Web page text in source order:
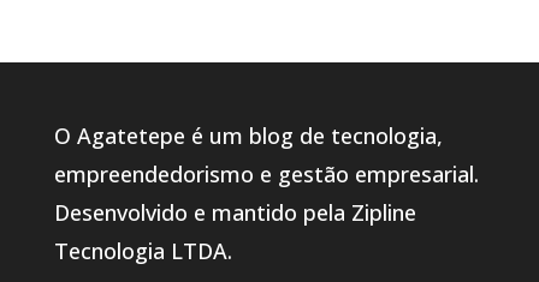
O Agatetepe é um blog de tecnologia,
empreendedorismo e gestão empresarial.
Desenvolvido e mantido pela Zipline
Tecnologia LTDA.